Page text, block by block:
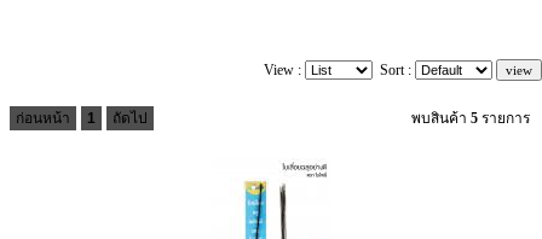
View : Sort :
ก่อนหน้า 1 ถัดไป พบสินค้า 5 รายการ